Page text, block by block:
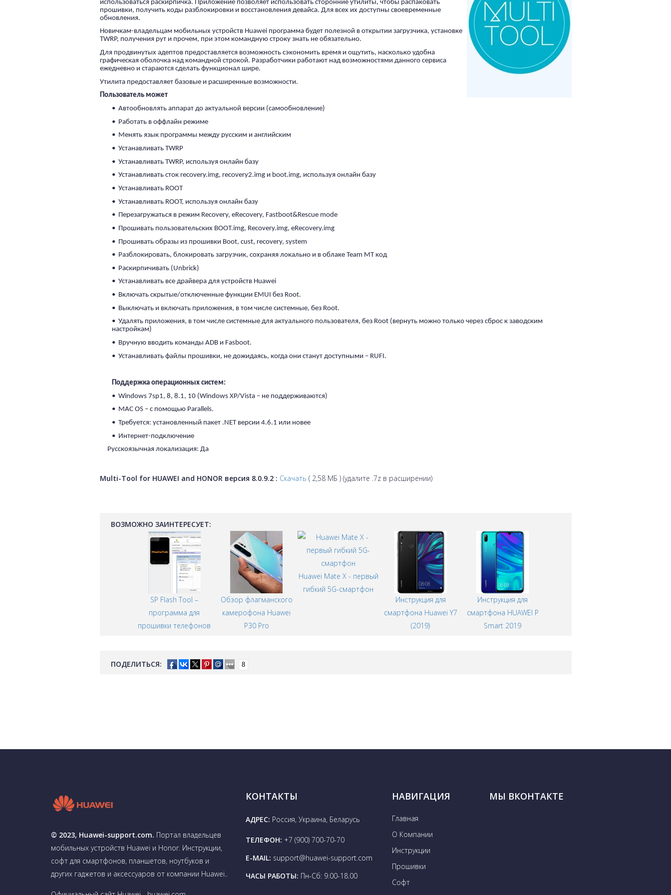
использоваться раскирпичка. Приложение позволяет использовать сторонние утилиты, чтобы распаковать
прошивки, получить коды разблокировки и восстановления девайса. Для всех их доступны своевременные
обновления.
Новичкам-владельцам мобильных устройств Huawei программа будет полезной в открытии загрузчика, установке
TWRP, получения рут и прочем, при этом командную строку знать не обязательно.
Для продвинутых адептов предоставляется возможность сэкономить время и ощутить, насколько удобна
графическая оболочка над командной строкой. Разработчики работают над возможностями данного сервиса
ежедневно и стараются сделать функционал шире.
Утилита предоставляет базовые и расширенные возможности.
Пользователь может
• Автообновлять аппарат до актуальной версии (самообновление)
• Работать в оффлайн режиме
• Менять язык программы между русским и английским
• Устанавливать TWRP
• Устанавливать TWRP, используя онлайн базу
• Устанавливать сток recovery.img, recovery2.img и boot.img, используя онлайн базу
• Устанавливать ROOT
• Устанавливать ROOT, используя онлайн базу
• Перезагружаться в режим Recovery, eRecovery, Fastboot&Rescue mode
• Прошивать пользовательских BOOT.img, Recovery.img, eRecovery.img
• Прошивать образы из прошивки Boot, cust, recovery, system
• Разблокировать, блокировать загрузчик, сохраняя локально и в облаке Team MT код
• Раскирпичивать (Unbrick)
• Устанавливать все драйвера для устройств Huawei
• Включать скрытые/отключенные функции EMUI без Root.
• Выключать и включать приложения, в том числе системные, без Root.
• Удалять приложения, в том числе системные для актуального пользователя, без Root (вернуть можно только через сброс к заводским
настройкам)
• Вручную вводить команды ADB и Fasboot.
• Устанавливать файлы прошивки, не дожидаясь, когда они станут доступными – RUFI.
Поддержка операционных систем:
• Windows 7sp1, 8, 8.1, 10 (Windows XP/Vista – не поддерживаются)
• MAC OS – с помощью Parallels.
• Требуется: установленный пакет .NET версии 4.6.1 или новее
• Интернет-подключение
Русскоязычная локализация: Да
Multi-Tool for HUAWEI and HONOR версия 8.0.9.2 : Скачать ( 2,58 МБ ) (удалите .7z в расширении)
ВОЗМОЖНО ЗАИНТЕРЕСУЕТ:
SP Flash Tool –
программа для
прошивки телефонов
Обзор флагманского
камерофона Huawei
P30 Pro
Huawei Mate X - первый
гибкий 5G-смартфон
Инструкция для
смартфона Huawei Y7
(2019)
Инструкция для
смартфона HUAWEI P
Smart 2019
ПОДЕЛИТЬСЯ: 8
© 2023, Huawei-support.com. Портал владельцев
мобильных устройств Huawei и Honor. Инструкции,
софт для смартфонов, планшетов, ноутбуков и
других гаджетов и аксессуаров от компании Huawei..
КОНТАКТЫ
АДРЕС: Россия, Украина, Беларусь
ТЕЛЕФОН: +7 (900) 700-70-70
E-MAIL: support@huawei-support.com
ЧАСЫ РАБОТЫ: Пн-Сб: 9.00-18.00
НАВИГАЦИЯ
Главная
О Компании
Инструкции
Прошивки
Софт
МЫ ВКОНТАКТЕ